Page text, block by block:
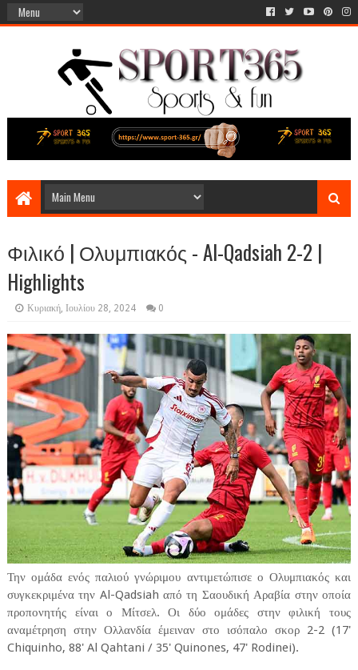
Φιλικό | Ολυμπιακός - Al-Qadsiah 2-2 |
Highlights
Κυριακή, Ιουλίου 28, 2024 0
Την ομάδα ενός παλιού γνώριμου αντιμετώπισε ο Ολυμπιακός και
συγκεκριμένα την Al-Qadsiah από τη Σαουδική Αραβία στην οποία
προπονητής είναι ο Μίτσελ. Οι δύο ομάδες στην φιλική τους
αναμέτρηση στην Ολλανδία έμειναν στο ισόπαλο σκορ 2-2 (17'
Chiquinho, 88' Al Qahtani / 35' Quinones, 47' Rodinei).